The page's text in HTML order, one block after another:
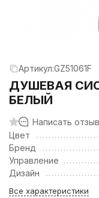
Артикул:GZ51061F
ДУШЕВАЯ
БЕЛЫЙ
Написать отзыв
Цвет
Бренд
Управление
Дизайн
Все характеристики